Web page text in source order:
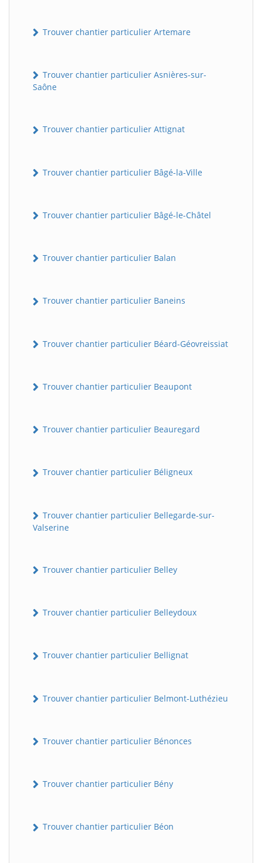
Trouver chantier particulier Artemare
Trouver chantier particulier Asnières-sur-
Saône
Trouver chantier particulier Attignat
Trouver chantier particulier Bâgé-la-Ville
Trouver chantier particulier Bâgé-le-Châtel
Trouver chantier particulier Balan
Trouver chantier particulier Baneins
Trouver chantier particulier Béard-Géovreissiat
Trouver chantier particulier Beaupont
Trouver chantier particulier Beauregard
Trouver chantier particulier Béligneux
Trouver chantier particulier Bellegarde-sur-
Valserine
Trouver chantier particulier Belley
Trouver chantier particulier Belleydoux
Trouver chantier particulier Bellignat
Trouver chantier particulier Belmont-Luthézieu
Trouver chantier particulier Bénonces
Trouver chantier particulier Bény
Trouver chantier particulier Béon